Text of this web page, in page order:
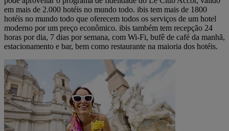
em mais de 2.000 hotéis no mundo todo. ibis tem mais de 1800
hotéis no mundo todo que oferecem todos os serviços de um hotel
moderno por um preço econômico. ibis também tem recepção 24
horas por dia, 7 dias por semana, com Wi-Fi, bufê de café da manhã,
estacionamento e bar, bem como restaurante na maioria dos hotéis.